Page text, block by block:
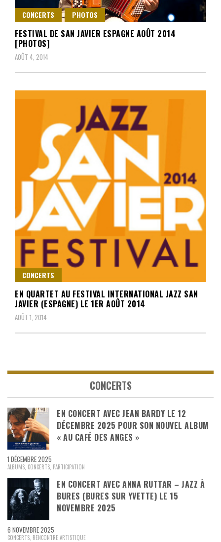
CONCERTS PHOTOS
FESTIVAL DE SAN JAVIER ESPAGNE AOÛT 2014
[PHOTOS]
AOÛT 4, 2014
CONCERTS
EN QUARTET AU FESTIVAL INTERNATIONAL JAZZ SAN
JAVIER (ESPAGNE) LE 1ER AOÛT 2014
AOÛT 1, 2014
CONCERTS
EN CONCERT AVEC JEAN BARDY LE 12
DÉCEMBRE 2025 POUR SON NOUVEL ALBUM
« AU CAFÉ DES ANGES »
1 DÉCEMBRE 2025
ALBUMS CONCERTS PARTICIPATION
EN CONCERT AVEC ANNA RUTTAR – JAZZ À
BURES (BURES SUR YVETTE) LE 15
NOVEMBRE 2025
6 NOVEMBRE 2025
CONCERTS RENCONTRE ARTISTIQUE